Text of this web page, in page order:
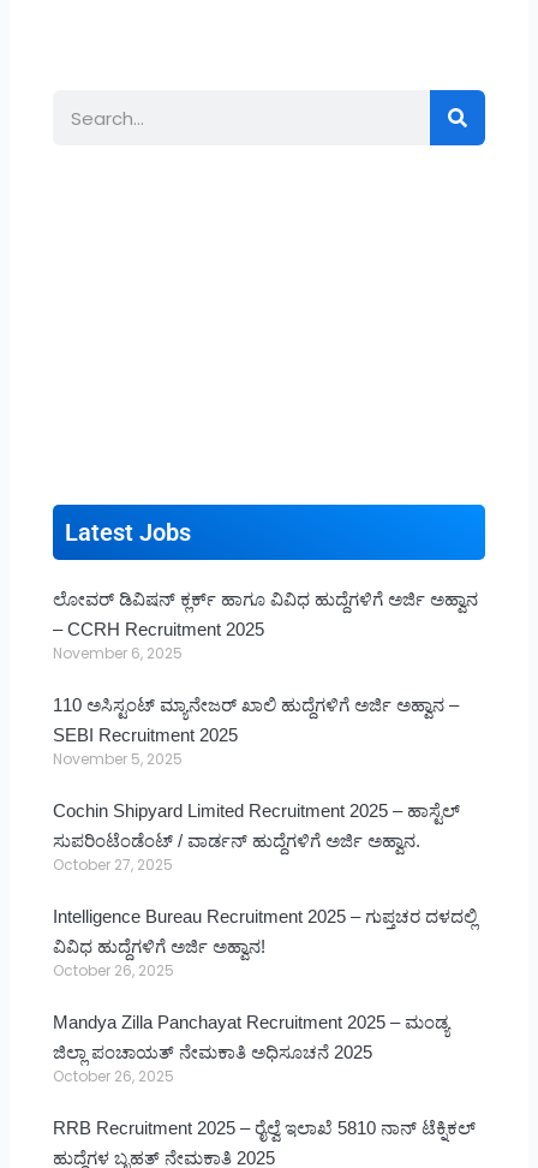
Search
Latest Jobs
ಲೋವರ್ ಡಿವಿಷನ್ ಕ್ಲರ್ಕ್ ಹಾಗೂ ವಿವಿಧ ಹುದ್ದೆಗಳಿಗೆ ಅರ್ಜಿ ಅಹ್ವಾನ
– CCRH Recruitment 2025
November 6, 2025
110 ಅಸಿಸ್ಟಂಟ್ ಮ್ಯಾನೇಜರ್ ಖಾಲಿ ಹುದ್ದೆಗಳಿಗೆ ಅರ್ಜಿ ಅಹ್ವಾನ –
SEBI Recruitment 2025
November 5, 2025
Cochin Shipyard Limited Recruitment 2025 – ಹಾಸ್ಟೆಲ್
ಸುಪರಿಂಟೆಂಡೆಂಟ್ / ವಾರ್ಡನ್ ಹುದ್ದೆಗಳಿಗೆ ಅರ್ಜಿ ಅಹ್ವಾನ.
October 27, 2025
Intelligence Bureau Recruitment 2025 – ಗುಪ್ತಚರ ದಳದಲ್ಲಿ
ವಿವಿಧ ಹುದ್ದೆಗಳಿಗೆ ಅರ್ಜಿ ಅಹ್ವಾನ!
October 26, 2025
Mandya Zilla Panchayat Recruitment 2025 – ಮಂಡ್ಯ
ಜಿಲ್ಲಾ ಪಂಚಾಯತ್ ನೇಮಕಾತಿ ಅಧಿಸೂಚನೆ 2025
October 26, 2025
RRB Recruitment 2025 – ರೈಲ್ವೆ ಇಲಾಖೆ 5810 ನಾನ್ ಟೆಕ್ನಿಕಲ್
ಹುದ್ದೆಗಳ ಬೃಹತ್ ನೇಮಕಾತಿ 2025